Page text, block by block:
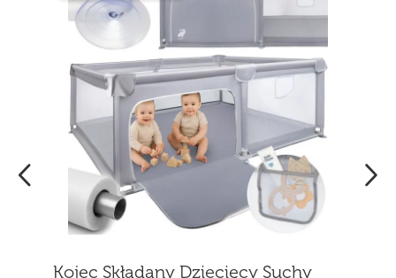
Łóżeczko Turystyczne
Dwupoziomowe Składane Kojec
dla Dziecka Materac Torba PILO
Kupiło:3 osób
Cena:189,90zł